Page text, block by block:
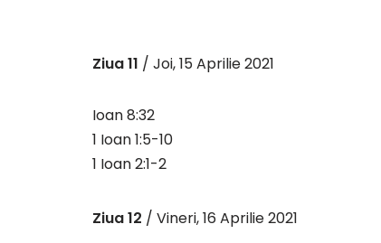
Ziua 11 / Joi, 15 Aprilie 2021
Ioan 8:32
1 Ioan 1:5-10
1 Ioan 2:1-2
Ziua 12 / Vineri, 16 Aprilie 2021